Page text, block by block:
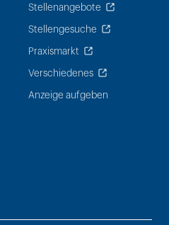
Stellenangebote
Stellengesuche
Praxismarkt
Verschiedenes
Anzeige aufgeben